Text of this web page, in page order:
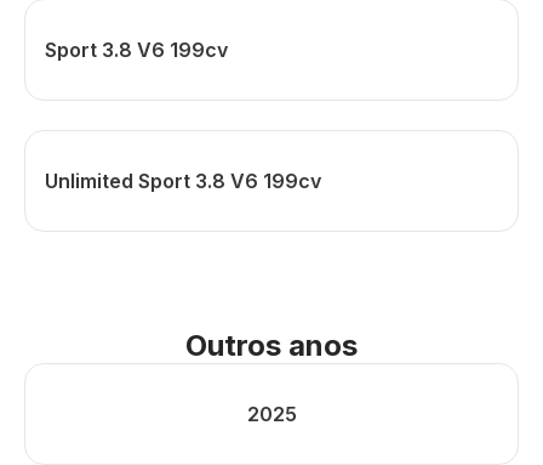
Sport 3.8 V6 199cv
Unlimited Sport 3.8 V6 199cv
Outros anos
2025